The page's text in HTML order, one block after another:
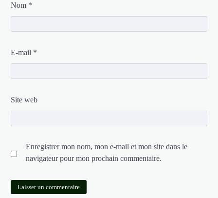
Nom *
E-mail *
Site web
Enregistrer mon nom, mon e-mail et mon site dans le
navigateur pour mon prochain commentaire.